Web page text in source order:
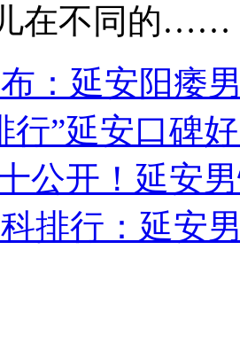
在不同的……
：延安阳痿
行”延安口碑
公开！延安
排行：延安